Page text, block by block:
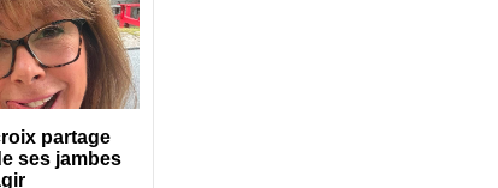
partage
ses jambes